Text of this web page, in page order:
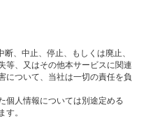
、中止、停止、もしくは廃止、
等、又はその他本サービスに関連
について、当社は一切の責任を負
個人情報については別途定める
。